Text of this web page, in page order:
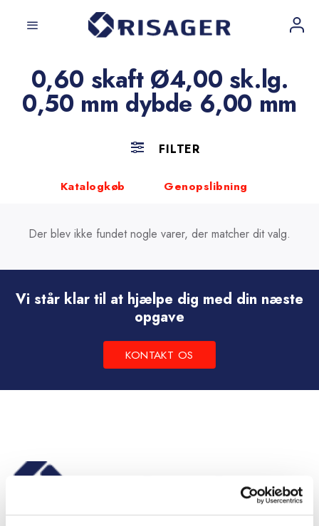
0,60 skaft Ø4,00 sk.lg.
0,50 mm dybde 6,00 mm
FILTER
Katalogkøb Genopslibning
Der blev ikke fundet nogle varer, der matcher dit valg.
Vi står klar til at hjælpe dig med din næste
opgave
KONTAKT OS